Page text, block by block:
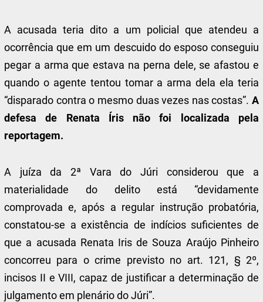
A acusada teria dito a um policial que atendeu a
ocorrência que em um descuido do esposo conseguiu
pegar a arma que estava na perna dele, se afastou e
quando o agente tentou tomar a arma dela ela teria
“disparado contra o mesmo duas vezes nas costas”. A
defesa de Renata Íris não foi localizada pela
reportagem.
A juíza da 2ª Vara do Júri considerou que a
materialidade do delito está “devidamente
comprovada e, após a regular instrução probatória,
constatou-se a existência de indícios suficientes de
que a acusada Renata Iris de Souza Araújo Pinheiro
concorreu para o crime previsto no art. 121, § 2º,
incisos II e VIII, capaz de justificar a determinação de
julgamento em plenário do Júri”.